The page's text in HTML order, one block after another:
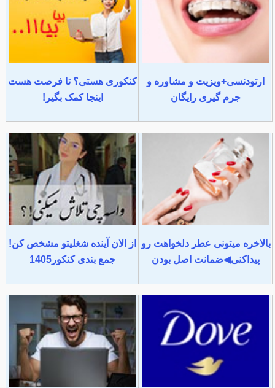
ارتودنسی+ویزیت و مشاوره و
جرم گیری رایگان
کنکوری هستی؟ تا فرصت هست
اینجا کمک بگیر!
بالاخره میتونی عطر دلخواهت رو
پیداکنی◀ضمانت اصل بودن
از الان آینده شغلیتو مشخص کن!
جمع بندی کنکور1405